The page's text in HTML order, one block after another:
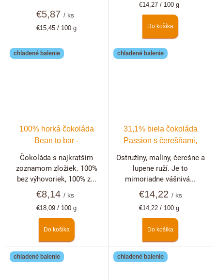
€5,87/ ks
Jednotková
€15,45 / 100 g
Jednotková
€14,27 / 100 g
Do košíka
chladené balenie
100% horká čokoláda
Bean to bar -
Dominikánska republika
€8,14/ ks
Jednotková
€18,09 / 100 g
Do košíka
Čokoláda s najkratším
zoznamom zložiek. 100%
bez výhovoriek, 100% z...
chladené balenie
31,1% biela čokoláda
Passion s čerešňami,
ružou
€14,22 / ks
Jednotková
€14,22 / 100 g
Do košíka
Ostružiny, maliny, čerešne a
lupene ruží. Je to
mimoriadne vášnivá...
chladené balenie chladené balenie